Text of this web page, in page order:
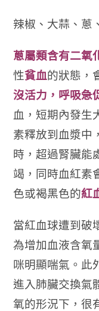
辣椒、大蒜、蔥
蔥屬類含有二氧
性貧血的狀態，
沒活力，呼吸急
血，短期內發生
素釋放到血漿中
時，超過腎臟能
竭，同時血紅素
色或褐黑色的紅
當紅血球遭到破
為增加血液含氧
咪明顯喘氣。此
進入肺臟交換氣
氧的形況下，很